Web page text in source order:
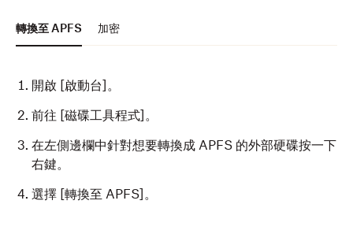
轉換至 APFS 加密
開啟 [啟動台]。
前往 [磁碟工具程式]。
在左側邊欄中針對想要轉換成 APFS 的外部硬碟按一下
右鍵。
選擇 [轉換至 APFS]。